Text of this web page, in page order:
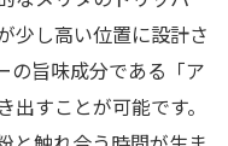
少し高い位置に設計さ
の旨味成分である「ア
すことが可能です。